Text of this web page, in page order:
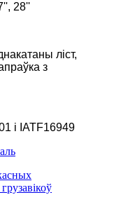
28''
ліст,
з
і IATF16949